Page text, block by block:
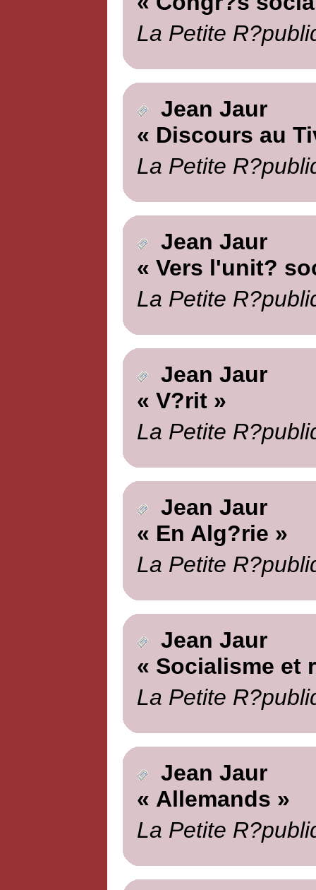
La Petite
Jean Jaur
« Discours au
La Petite
Jean Jaur
« Vers l'unit?
La Petite
Jean Jaur
« V?rit »
La Petite
Jean Jaur
« En Alg?rie »
La Petite
Jean Jaur
« Socialisme et
La Petite
Jean Jaur
« Allemands »
La Petite